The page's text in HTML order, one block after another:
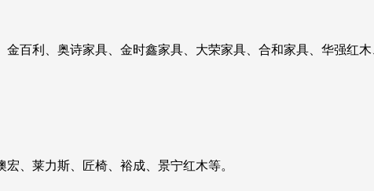
百利、奥诗家具、金时鑫家具、大荣家具、合和家具、华强红
、莱力斯、匠椅、裕成、景宁红木等。